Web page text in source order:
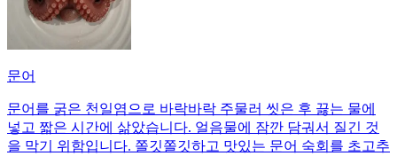
문어
문어를 굵은 천일염으로 바락바락 주물러 씻은 후 끓는 물에
넣고 짧은 시간에 삶았습니다. 얼음물에 잠깐 담궈서 질긴 것
을 막기 위함입니다. 쫄깃쫄깃하고 맛있는 문어 숙회를 초고추